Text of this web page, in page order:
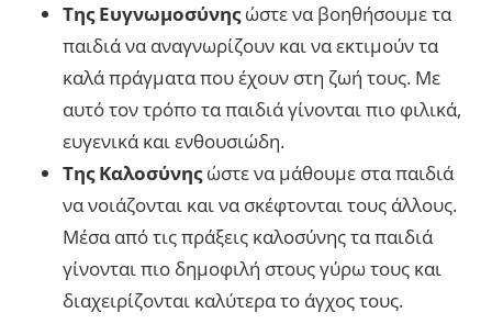
Της Ευγνωμοσύνηςώστε να βοηθήσουμε τα
παιδιά να αναγνωρίζουν και να εκτιμούν τα
καλά πράγματα που έχουν στη ζωή τους. Με
αυτό τον τρόπο τα παιδιά γίνονται πιο φιλικά,
ευγενικά και ενθουσιώδη.
Της Καλοσύνηςώστε να μάθουμε στα παιδιά
να νοιάζονται και να σκέφτονται τους άλλους.
Μέσα από τις πράξεις καλοσύνης τα παιδιά
γίνονται πιο δημοφιλή στους γύρω τους και
διαχειρίζονται καλύτερα το άγχος τους.